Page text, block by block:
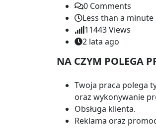
0 Comments
Less than a minute
11443Views
2 lata ago
NA CZYM POLEGA
Twoja praca polega
oraz wykonywanie
Obsługa klienta.
Reklama oraz